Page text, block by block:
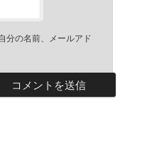
分の名前、メールアド